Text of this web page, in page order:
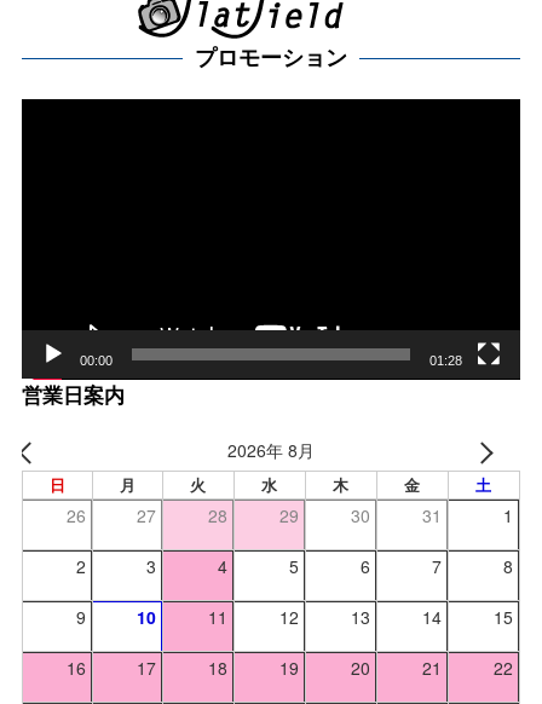
プロモーション
00:00 01:28
営業日案内
2026年 8月
日 月 火 水 木 金 土
26 27 28 29 30 31 1
2 3 4 5 6 7 8
9 10 11 12 13 14 15
16 17 18 19 20 21 22